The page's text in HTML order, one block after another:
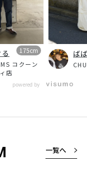
コクーン
店
175cm
ば
powered by
一覧へ